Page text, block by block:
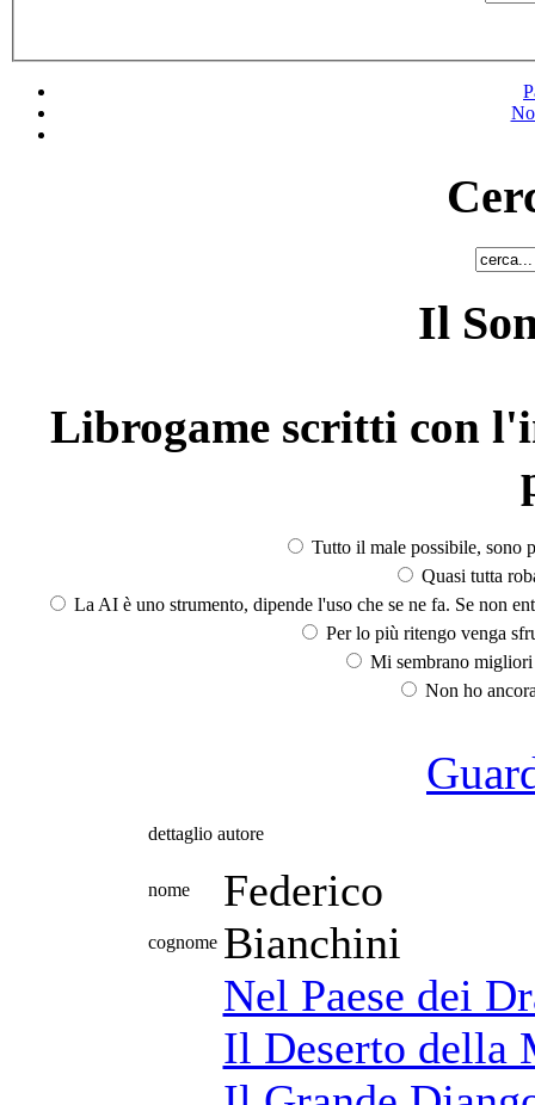
Il
Librogame scritti con
Tutto il male possibile, sono
Quasi tutta
La AI è uno strumento, dipende l'uso che se ne fa. Se non
Per lo più ritengo venga
Mi sembrano
Non ho
dettaglio autore
nome Federico
cognome Bianchini
Nel Paese dei
Il Deserto della